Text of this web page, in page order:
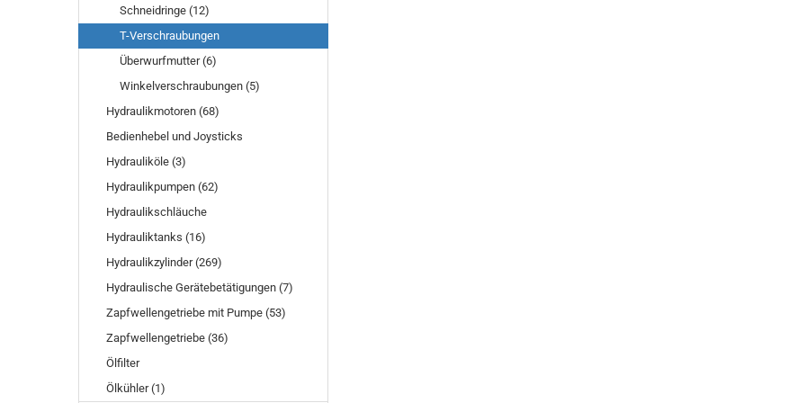
Schneidringe (12)
T-Verschraubungen
Überwurfmutter (6)
Winkelverschraubungen (5)
Hydraulikmotoren (68)
Bedienhebel und Joysticks
Hydrauliköle (3)
Hydraulikpumpen (62)
Hydraulikschläuche
Hydrauliktanks (16)
Hydraulikzylinder (269)
Hydraulische Gerätebetätigungen (7)
Zapfwellengetriebe mit Pumpe (53)
Zapfwellengetriebe (36)
Ölfilter
Ölkühler (1)